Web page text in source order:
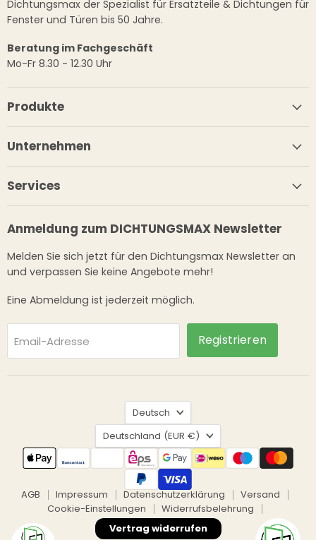
Dichtungsmax der Spezialist für Ersatzteile & Dichtungen für
Fenster und Türen bis 50 Jahre.
Beratung im Fachgeschäft
Mo-Fr 8.30 - 12.30 Uhr
Produkte
Unternehmen
Services
Anmeldung zum DICHTUNGSMAX Newsletter
Melden Sie sich jetzt für den Dichtungsmax Newsletter an
und verpassen Sie keine Angebote mehr!
Eine Abmeldung ist jederzeit möglich.
Email-Adresse Registrieren
Sprache
Deutsch
Land
Deutschland (EUR €)
AGB Impressum Datenschutzerklärung
Versand
Cookie-Einstellungen
Widerrufsbelehrung
Vertrag widerrufen